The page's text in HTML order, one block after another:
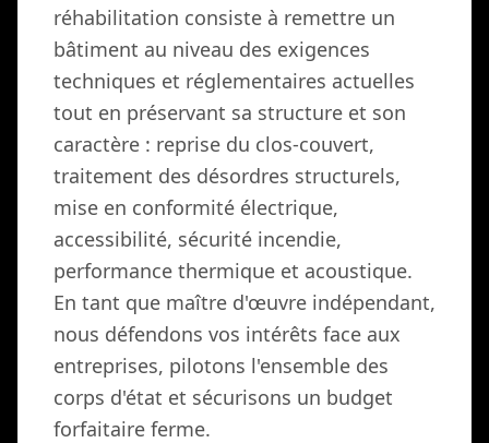
réhabilitation consiste à remettre un
bâtiment au niveau des exigences
techniques et réglementaires actuelles
tout en préservant sa structure et son
caractère : reprise du clos-couvert,
traitement des désordres structurels,
mise en conformité électrique,
accessibilité, sécurité incendie,
performance thermique et acoustique.
En tant que maître d'œuvre indépendant,
nous défendons vos intérêts face aux
entreprises, pilotons l'ensemble des
corps d'état et sécurisons un budget
forfaitaire ferme.